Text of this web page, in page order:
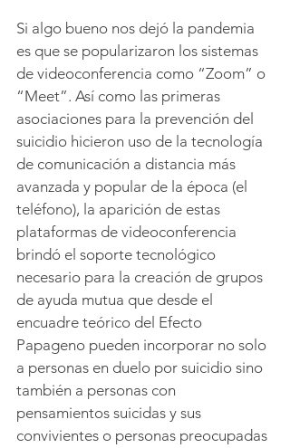
Si algo bueno nos dejó la pandemia
es que se popularizaron los sistemas
de videoconferencia como “Zoom” o
“Meet”. Así como las primeras
asociaciones para la prevención del
suicidio hicieron uso de la tecnología
de comunicación a distancia más
avanzada y popular de la época (el
teléfono), la aparición de estas
plataformas de videoconferencia
brindó el soporte tecnológico
necesario para la creación de grupos
de ayuda mutua que desde el
encuadre teórico del Efecto
Papageno pueden incorporar no solo
a personas en duelo por suicidio sino
también a personas con
pensamientos suicidas y sus
convivientes o personas preocupadas